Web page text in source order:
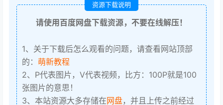
资源下载说明
请使用百度网盘下载资源，不要在线解压！
1、关于下载后怎么观看的问题，请查看网站顶部
的： 萌新教程
2、P代表图片，V代表视频，比方：100P就是100
张图片的意思！
3、本站资源大多存储在网盘，并且上传之前经过